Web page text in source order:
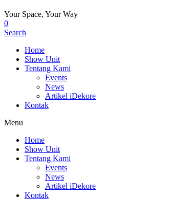
Your Space, Your Way
0
Search
Home
Show Unit
Tentang Kami
Events
News
Artikel iDekore
Kontak
Menu
Home
Show Unit
Tentang Kami
Events
News
Artikel iDekore
Kontak